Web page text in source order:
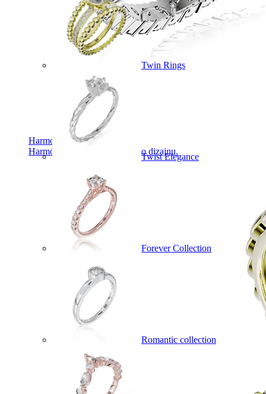
Harmony
Harmónia klasiky a moderného dizajnu.
Twin Rings
Twist Elegance
Forever Collection
Romantic collection